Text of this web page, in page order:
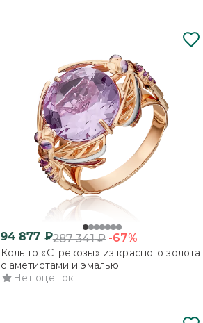
94 877 ₽287 341₽ -67%
Кольцо «Стрекозы» из красного золота
с аметистами и эмалью
Нет оценок